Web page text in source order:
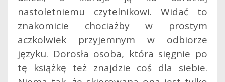
nastoletniemu czytelnikowi. Widać to
znakomicie chociażby w prostym
aczkolwiek przyjemnym w odbiorze
języku. Dorosła osoba, która sięgnie po
tę książkę też znajdzie coś dla siebie.